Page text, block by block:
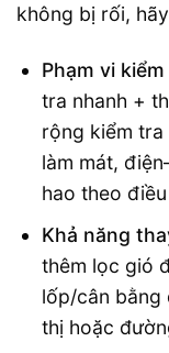
không bị rối,
Phạm vi
tra nhanh +
rộng kiểm tra
làm mát,
hao theo
Khả năng
thêm lọc gió
lốp/cân bằng
thị hoặc